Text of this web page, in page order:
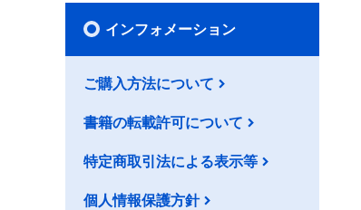
インフォメーション
ご購入方法について
書籍の転載許可について
特定商取引法による表示等
個人情報保護方針